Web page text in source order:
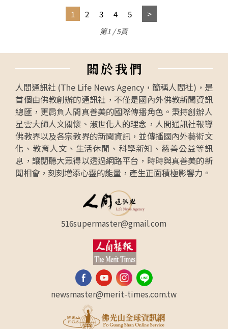
1 2 3 4 5
第1 / 5頁
關於我們
人間通訊社 (The Life News Agency，簡稱人間社)，是
首個由佛教創辦的通訊社，不僅是國內外佛教新聞資訊
總匯，更肩負人間真善美的國際傳播角色。秉持創辦人
星雲大師人文關懷、淑世化人的理念，人間通訊社報導
佛教界以及各宗教界的新聞資訊，並傳播國內外藝術文
化、教育人文、生活休閒、科學新知、慈善公益等訊
息，讓閱聽大眾得以透過網路平台，時時與真善美的新
聞相會，刻刻增添心靈的能量，產生正面積極影響力。
516supermaster@gmail.com
newsmaster@merit-times.com.tw